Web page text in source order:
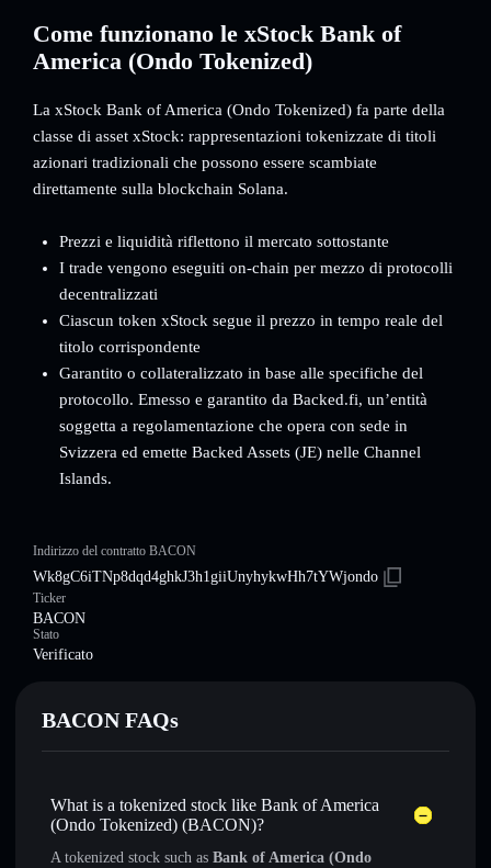
Come funzionano le xStock Bank of
America (Ondo Tokenized)
La xStock Bank of America (Ondo Tokenized) fa parte della
classe di asset xStock: rappresentazioni tokenizzate di titoli
azionari tradizionali che possono essere scambiate
direttamente sulla blockchain Solana.
Prezzi e liquidità riflettono il mercato sottostante
I trade vengono eseguiti on-chain per mezzo di protocolli
decentralizzati
Ciascun token xStock segue il prezzo in tempo reale del
titolo corrispondente
Garantito o collateralizzato in base alle specifiche del
protocollo. Emesso e garantito da Backed.fi, un’entità
soggetta a regolamentazione che opera con sede in
Svizzera ed emette Backed Assets (JE) nelle Channel
Islands.
Indirizzo del contratto BACON
Wk8gC6iTNp8dqd4ghkJ3h1giiUnyhykwHh7tYWjondo
Ticker
BACON
Stato
Verificato
BACON FAQs
What is a tokenized stock like Bank of America
(Ondo Tokenized) (BACON)?
A tokenized stock such as Bank of America (Ondo